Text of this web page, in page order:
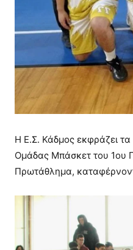
Η Ε.Σ. Κάδμος εκφράζει τα
Ομάδας Μπάσκετ του 1ου
Πρωτάθλημα,